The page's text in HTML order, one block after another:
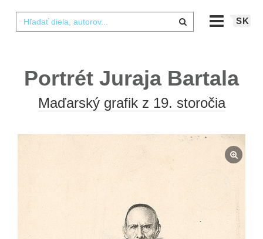
SK
Portrét Juraja Bartala
Maďarský grafik z 19. storočia